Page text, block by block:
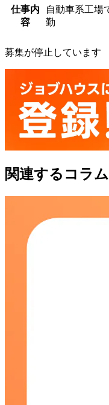
仕事内
容
自動車系工場
勤
募集が停止しています
関連するコラム